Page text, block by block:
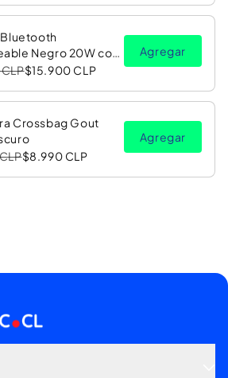
Negro 20W con
PV26 Copec
$15.900 CLP
Agregar
Crossbag Gout
$8.990 CLP
Agregar